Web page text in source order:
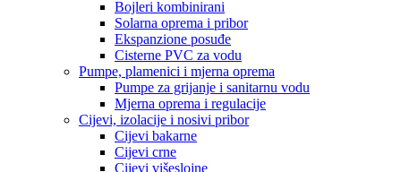
Bojleri kombinirani
Solarna oprema i pribor
Ekspanzione posuđe
Cisterne PVC za vodu
Pumpe, plamenici i mjerna oprema
Pumpe za grijanje i sanitarnu vodu
Mjerna oprema i regulacije
Cijevi, izolacije i nosivi pribor
Cijevi bakarne
Cijevi crne
Cijevi višeslojne